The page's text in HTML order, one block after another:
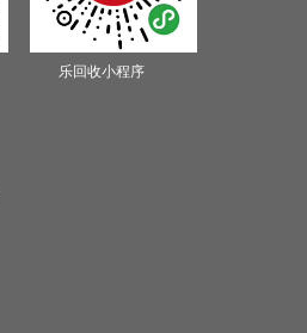
乐回收小程序